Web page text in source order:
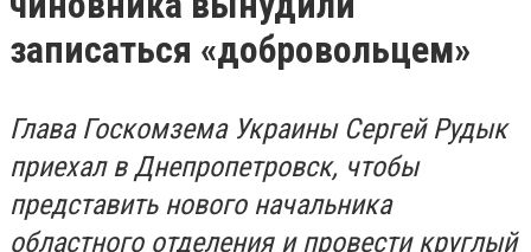
записаться «добровольцем»
Глава Госкомзема Украины Сергей Рудык
приехал в Днепропетровск, чтобы
представить нового начальника
областного отделения и провести круглый